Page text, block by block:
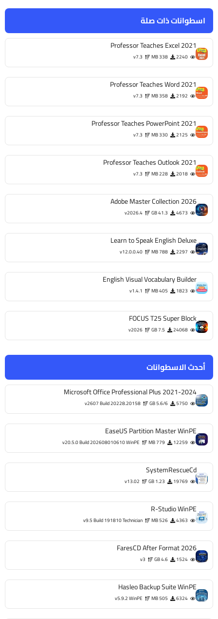
أحدث الاسطوانات
Microsoft Office Professional Plus 2021-2024
5750
5.6/6 GB
v2607 Build 20228.20158
EaseUS Partition Master WinPE
12259
779 MB
v20.5.0 Build 202608010610 WinPE
SystemRescueCd
19769
1.23 GB
v13.02
R-Studio WinPE
4363
526 MB
v9.5 Build 191810 Technician
FaresCD After Format 2026
1524
4.6 GB
v3
Hasleo Backup Suite WinPE
6324
505 MB
v5.9.2 WinPE
اسطوانات ذات صلة
Professor Teaches Excel 2021
2240
338 MB
v7.3
Professor Teaches Word 2021
2192
358 MB
v7.3
Professor Teaches PowerPoint 2021
2125
330 MB
v7.3
Professor Teaches Outlook 2021
2018
228 MB
v7.3
Adobe Master Collection 2026
4673
41.3 GB
v2026.4
Learn to Speak English Deluxe
2297
788 MB
v12.0.0.40
English Visual Vocabulary Builder
1823
405 MB
v1.4.1
FOCUS T25 Super Block
24068
7.5 GB
v2026